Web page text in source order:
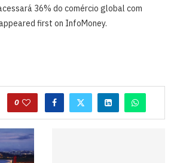
36% do comércio global com
first on InfoMoney.
0